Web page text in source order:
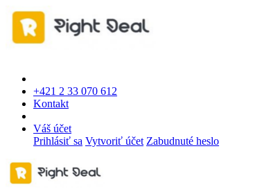
+421 2 33 070 612
Kontakt
Váš účet
Prihlásiť sa Vytvoriť účet Zabudnuté heslo